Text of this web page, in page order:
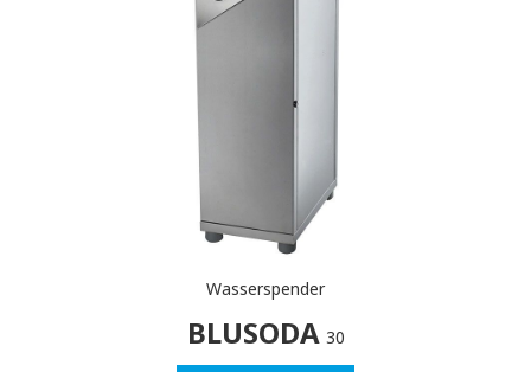
Wasserspender
BLUSODA 30